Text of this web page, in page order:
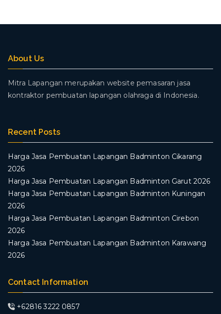
About Us
Mitra Lapangan merupakan website pemasaran jasa
kontraktor pembuatan lapangan olahraga di Indonesia.
Recent Posts
Harga Jasa Pembuatan Lapangan Badminton Cikarang
2026
Harga Jasa Pembuatan Lapangan Badminton Garut 2026
Harga Jasa Pembuatan Lapangan Badminton Kuningan
2026
Harga Jasa Pembuatan Lapangan Badminton Cirebon
2026
Harga Jasa Pembuatan Lapangan Badminton Karawang
2026
Contact Information
+62816 3222 0857